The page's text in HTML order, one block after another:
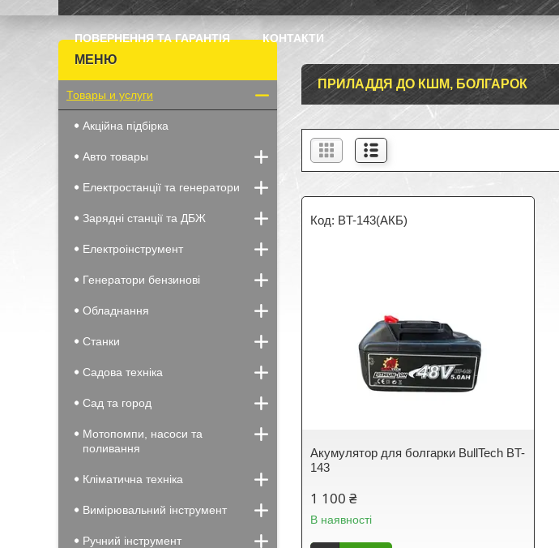
ПОВЕРНЕННЯ ТА ГАРАНТІЯ КОНТАКТИ
ПРИЛАДДЯ ДО КШМ, БОЛГАРОК
BT-143(АКБ)
Акумулятор для болгарки BullTech BT-
143
1 100 ₴
В наявності
Товары и услуги
Акційна підбірка
Авто товары
Електростанції та генератори
Зарядні станції та ДБЖ
Електроінструмент
Генератори бензинові
Обладнання
Станки
Садова техніка
Сад та город
Мотопомпи, насоси та
поливання
Кліматична техніка
Вимірювальний інструмент
Ручний інструмент